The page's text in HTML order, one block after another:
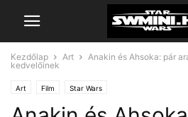
Kezdőlap Art
Anakin és Ahsoka: pár
kedvelőinek
Art Film Star Wars